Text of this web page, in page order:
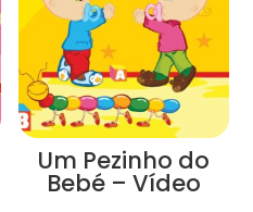
Um Pezinho do
Bebé – Vídeo